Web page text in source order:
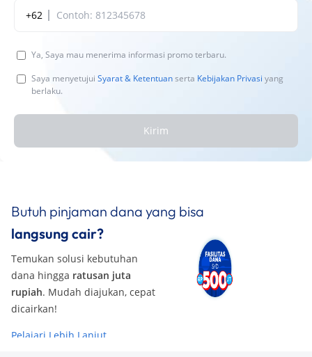
+62
Ya, Saya mau menerima informasi promo terbaru.
Saya menyetujui Syarat & Ketentuanserta Kebijakan Privasi yang
berlaku.
Kirim
Butuh pinjaman dana yang bisa
langsung cair?
Temukan solusi kebutuhan
dana hingga ratusan juta
rupiah. Mudah diajukan, cepat
dicairkan!
Pelajari Lebih Lanjut